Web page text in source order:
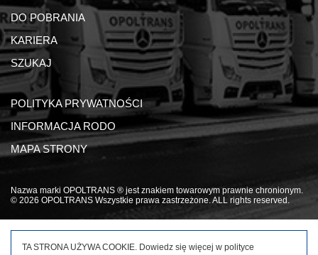
DO POBRANIA
KARIERA
SZUKAJ
POLITYKA PRYWATNOŚCI
INFORMACJA RODO
MAPA STRONY
Nazwa marki OPOLTRANS ® jest znakiem towarowym prawnie chronionym.
© 2026 OPOLTRANS Wszystkie prawa zastrzeżone. ALL rights reserved.
TA STRONA UŻYWA COOKIE. Dowiedz się więcej w polityce